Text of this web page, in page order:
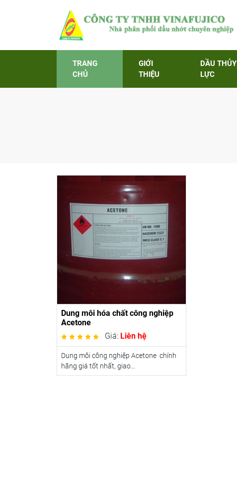
TRANG
CHỦ
GIỚI
THIỆU
DẦU THỦY
LỰC
Dung môi hóa chất công nghiệp
Acetone
Giá: Liên hệ
Dung môi công nghiệp Acetone chính
hãng giá tốt nhất, giao...